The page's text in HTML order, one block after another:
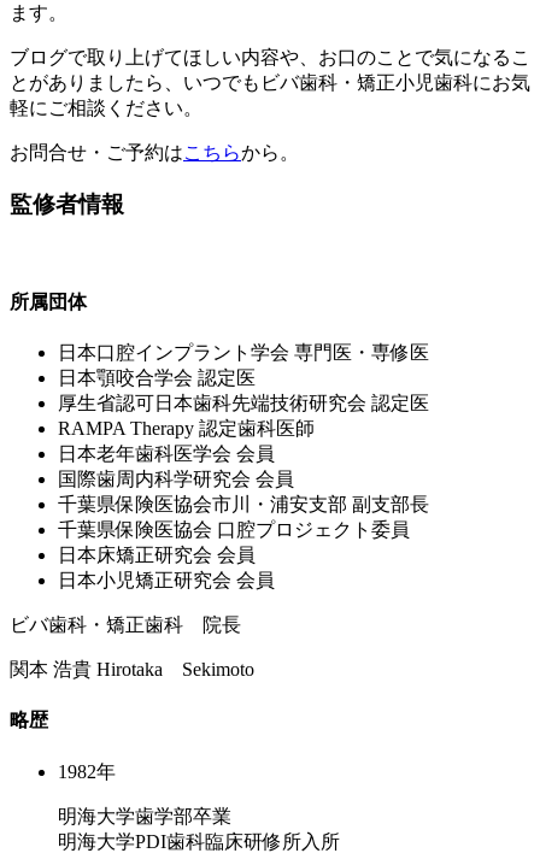
ます。
ブログで取り上げてほしい内容や、お口のことで気になるこ
とがありましたら、いつでもビバ歯科・矯正小児歯科にお気
軽にご相談ください。
お問合せ・ご予約はこちらから。
監修者情報
所属団体
⽇本⼝腔インプラント学会 専⾨医・専修医
⽇本顎咬合学会 認定医
厚⽣省認可⽇本⻭科先端技術研究会 認定医
RAMPA Therapy 認定⻭科医師
⽇本⽼年⻭科医学会 会員
国際⻭周内科学研究会 会員
千葉県保険医協会市川・浦安⽀部 副⽀部⻑
千葉県保険医協会 ⼝腔プロジェクト委員
⽇本床矯正研究会 会員
⽇本⼩児矯正研究会 会員
ビバ歯科・矯正歯科 院長
関本 浩貴 Hirotaka Sekimoto
略歴
1982年
明海大学歯学部卒業
明海大学PDI歯科臨床研修所入所